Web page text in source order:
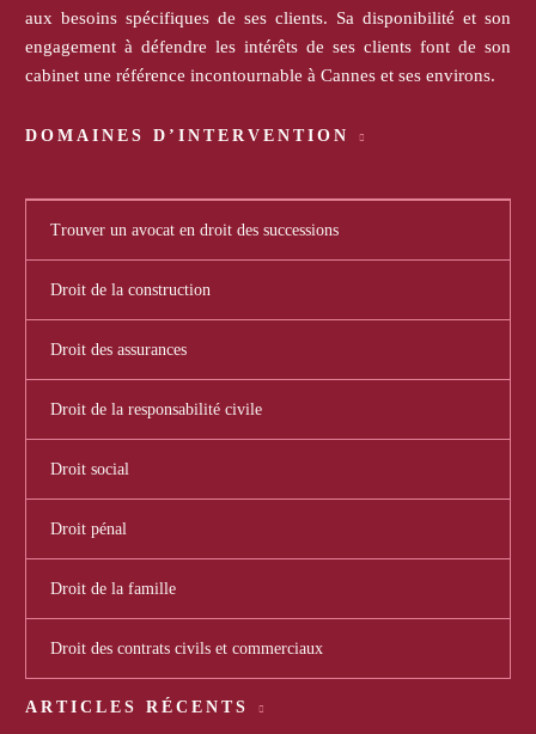
aux besoins spécifiques de ses clients. Sa disponibilité et son
engagement à défendre les intérêts de ses clients font de son
cabinet une référence incontournable à Cannes et ses environs.
DOMAINES D’INTERVENTION
Trouver un avocat en droit des successions
Droit de la construction
Droit des assurances
Droit de la responsabilité civile
Droit social
Droit pénal
Droit de la famille
Droit des contrats civils et commerciaux
ARTICLES RÉCENTS